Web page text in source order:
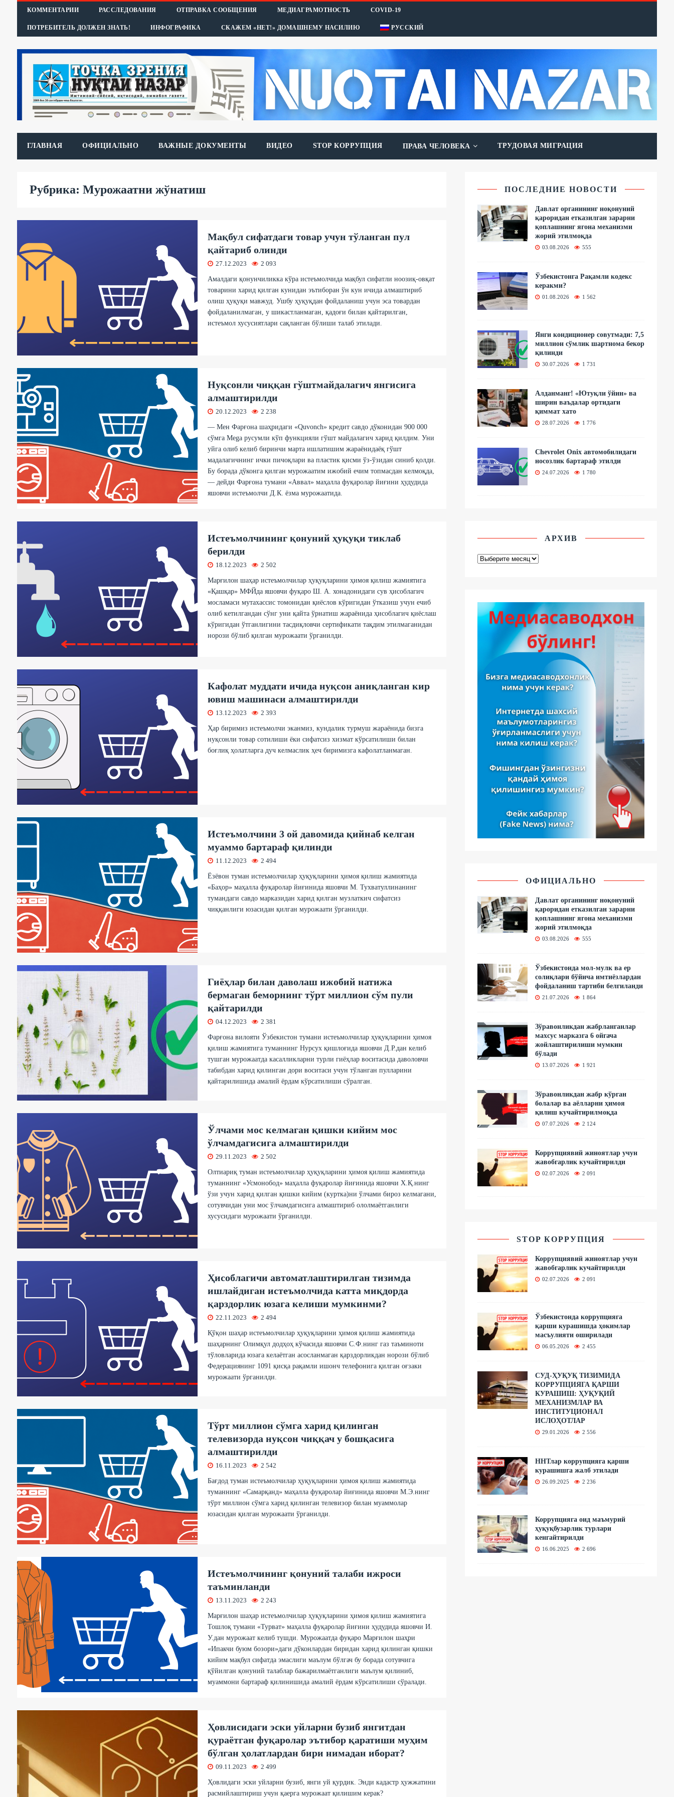
КОММЕНТАРИИ РАССЛЕДОВАНИЯ ОТПРАВКА СООБЩЕНИЯ МЕДИАГРАМОТНОСТЬ COVID-19
ПОТРЕБИТЕЛЬ ДОЛЖЕН ЗНАТЬ! ИНФОГРАФИКА СКАЖЕМ «НЕТ!» ДОМАШНЕМУ НАСИЛИЮ РУССКИЙ
ГЛАВНАЯ ОФИЦИАЛЬНО ВАЖНЫЕ ДОКУМЕНТЫ ВИДЕО STOP КОРРУПЦИЯ ПРАВА ЧЕЛОВЕКА ТРУДОВАЯ МИГРАЦИЯ
Рубрика: Мурожаатни жўнатиш
Мақбул сифатдаги товар учун тўланган пул
қайтариб олинди
27.12.2023 2 093
Амалдаги қонунчиликка кўра истеъмолчида мақбул сифатли ноозиқ-овқат
товарини харид қилган кунидан эътиборан ўн кун ичида алмаштириб
олиш ҳуқуқи мавжуд. Ушбу ҳуқуқдан фойдаланиш учун эса товардан
фойдаланилмаган, у шикастланмаган, қадоғи билан қайтарилган,
истеъмол хусусиятлари сақланган бўлиши талаб этилади.
Нуқсонли чиққан гўштмайдалагич янгисига
алмаштирилди
20.12.2023 2 238
— Мен Фарғона шаҳридаги «Quvonch» кредит савдо дўконидан 900 000
сўмга Mega русумли кўп функцияли гўшт майдалагич харид қилдим. Уни
уйга олиб келиб биринчи марта ишлатишим жараёнидаёқ гўшт
мадалагичнинг ички пичоқлари ва пластик қисми ўз-ўзидан синиб қолди.
Бу борада дўконга қилган мурожаатим ижобий ечим топмасдан келмоқда,
— дейди Фарғона тумани «Аввал» маҳалла фуқаролар йиғини ҳудудида
яшовчи истеъмолчи Д.К. ёзма мурожаатида.
Истеъмолчининг қонуний ҳуқуқи тиклаб
берилди
18.12.2023 2 502
Марғилон шаҳар истеъмолчилар ҳуқуқларини ҳимоя қилиш жамиятига
«Қашқар» МФЙда яшовчи фуқаро Ш. А. хонадонидаги сув ҳисоблагич
мосламаси мутахассис томонидан қиёслов кўригидан ўтказиш учун ечиб
олиб кетилгандан сўнг уни қайта ўрнатиш жараёнида ҳисоблагич қиёслаш
кўригидан ўтганлигини тасдиқловчи сертификати тақдим этилмаганидан
норози бўлиб қилган мурожаати ўрганилди.
Кафолат муддати ичида нуқсон аниқланган кир
ювиш машинаси алмаштирилди
13.12.2023 2 393
Ҳар биримиз истеъмолчи эканмиз, кундалик турмуш жараёнида бизга
нуқсонли товар сотилиши ёки сифатсиз хизмат кўрсатилиши билан
боғлиқ ҳолатларга дуч келмаслик ҳеч биримизга кафолатланмаган.
Истеъмолчини 3 ой давомида қийнаб келган
муаммо бартараф қилинди
11.12.2023 2 494
Ёзёвон туман истеъмолчилар ҳуқуқларини ҳимоя қилиш жамиятида
«Баҳор» маҳалла фуқаролар йиғинида яшовчи М. Тухватуллинанинг
тумандаги савдо марказидан харид қилган музлаткич сифатсиз
чиққанлиги юзасидан қилган мурожаати ўрганилди.
Гиёҳлар билан даволаш ижобий натижа
бермаган беморнинг тўрт миллион сўм пули
қайтарилди
04.12.2023 2 381
Фарғона вилояти Ўзбекистон тумани истеъмолчилар ҳуқуқларини ҳимоя
қилиш жамиятига туманнинг Нурсух қишлоғида яшовчи Д.Р.дан келиб
тушган мурожаатда касалликларни турли гиёҳлар воситасида даволовчи
табибдан харид қилинган дори воситаси учун тўланган пулларини
қайтарилишида амалий ёрдам кўрсатилиши сўралган.
Ўлчами мос келмаган қишки кийим мос
ўлчамдагисига алмаштирилди
29.11.2023 2 502
Олтиариқ туман истеъмолчилар ҳуқуқларини ҳимоя қилиш жамиятида
туманнинг «Усмонобод» маҳалла фуқаролар йиғинида яшовчи Х.Қ.нинг
ўзи учун харид қилган қишки кийим (куртка)ни ўлчами бироз келмагани,
сотувчидан уни мос ўлчамдагисига алмаштириб ололмаётганлиги
хусусидаги мурожаати ўрганилди.
Ҳисоблагичи автоматлаштирилган тизимда
ишлайдиган истеъмолчида катта миқдорда
қарздорлик юзага келиши мумкинми?
22.11.2023 2 494
Қўқон шаҳар истеъмолчилар ҳуқуқларини ҳимоя қилиш жамиятида
шаҳарнинг Олимқул додҳоҳ кўчасида яшовчи С.Ф.нинг газ таъминоти
тўловларида юзага келаётган асосланмаган қарздорликдан норози бўлиб
Федерациянинг 1091 қисқа рақамли ишонч телефонига қилган оғзаки
мурожаати ўрганилди.
Тўрт миллион сўмга харид қилинган
телевизорда нуқсон чиққач у бошқасига
алмаштирилди
16.11.2023 2 542
Бағдод туман истеъмолчилар ҳуқуқларини ҳимоя қилиш жамиятида
туманнинг «Самарқанд» маҳалла фуқаролар йиғинида яшовчи М.Э.нинг
тўрт миллион сўмга харид қилинган телевизор билан муаммолар
юзасидан қилган мурожаати ўрганилди.
Истеъмолчининг қонуний талаби ижроси
таъминланди
13.11.2023 2 243
Марғилон шаҳар истеъмолчилар ҳуқуқларини ҳимоя қилиш жамиятига
Тошлоқ тумани «Турват» маҳалла фуқаролар йиғини ҳудудида яшовчи И.
У.дан мурожаат келиб тушди. Мурожаатда фуқаро Марғилон шаҳри
«Ипакчи буюм бозори»даги дўконлардан биридан харид қилинган қишки
кийим мақбул сифатда эмаслиги маълум бўлгач бу борада сотувчига
қўйилган қонуний талаблар бажарилмаётганлиги маълум қилиниб,
муаммони бартараф қилинишида амалий ёрдам кўрсатилиши сўралади.
Ҳовлисидаги эски уйларни бузиб янгитдан
қураётган фуқаролар эътибор қаратиши муҳим
бўлган ҳолатлардан бири нимадан иборат?
09.11.2023 2 499
Ҳовлидаги эски уйларни бузиб, янги уй қурдик. Энди кадастр ҳужжатини
расмийлаштириш учун қаерга мурожаат қилишим керак?
ПОСЛЕДНИЕ НОВОСТИ
Давлат органининг ноқонуний
қароридан етказилган зарарни
қоплашнинг ягона механизми
жорий этилмоқда
03.08.2026 555
Ўзбекистонга Рақамли кодекс
керакми?
01.08.2026 1 562
Янги кондиционер совутмади: 7,5
миллион сўмлик шартнома бекор
қилинди
30.07.2026 1 731
Алданманг! «Ютуқли ўйин» ва
ширин ваъдалар ортидаги
қиммат хато
28.07.2026 1 776
Chevrolet Onix автомобилидаги
носозлик бартараф этилди
24.07.2026 1 780
АРХИВ
ОФИЦИАЛЬНО
Давлат органининг ноқонуний
қароридан етказилган зарарни
қоплашнинг ягона механизми
жорий этилмоқда
03.08.2026 555
Ўзбекистонда мол-мулк ва ер
солиқлари бўйича имтиёзлардан
фойдаланиш тартиби белгиланди
21.07.2026 1 864
Зўравонликдан жабрланганлар
махсус марказга 6 ойгача
жойлаштирилиши мумкин
бўлади
13.07.2026 1 921
Зўравонликдан жабр кўрган
болалар ва аёлларни ҳимоя
қилиш кучайтирилмоқда
07.07.2026 2 124
Коррупциявий жиноятлар учун
жавобгарлик кучайтирилди
02.07.2026 2 091
STOP КОРРУПЦИЯ
Коррупциявий жиноятлар учун
жавобгарлик кучайтирилди
02.07.2026 2 091
Ўзбекистонда коррупцияга
қарши курашишда ҳокимлар
масъулияти оширилади
06.05.2026 2 455
СУД-ҲУҚУҚ ТИЗИМИДА
КОРРУПЦИЯГА ҚАРШИ
КУРАШИШ: ҲУҚУҚИЙ
МЕХАНИЗМЛАР ВА
ИНСТИТУЦИОНАЛ
ИСЛОҲОТЛАР
29.01.2026 2 556
ННТлар коррупцияга қарши
курашишга жалб этилади
26.09.2025 2 236
Коррупцияга оид маъмурий
ҳуқуқбузарлик турлари
кенгайтирилди
16.06.2025 2 696